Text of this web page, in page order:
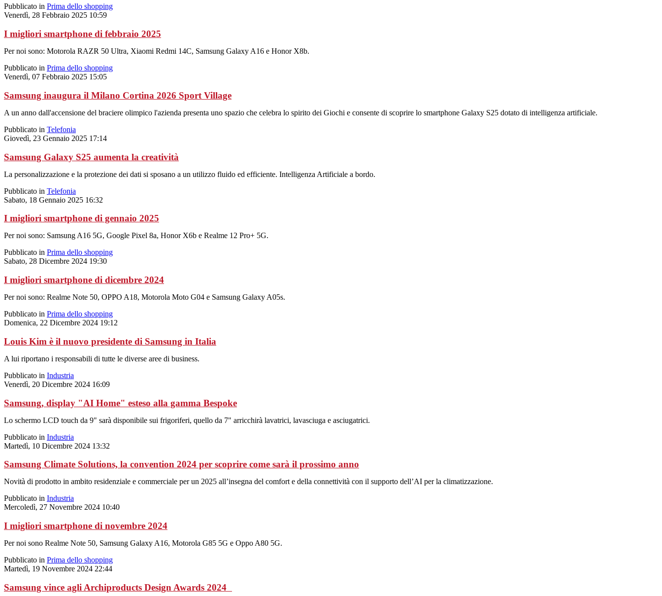
Pubblicato in Prima dello shopping
Venerdì, 28 Febbraio 2025 10:59
I migliori smartphone di febbraio 2025
Per noi sono: Motorola RAZR 50 Ultra, Xiaomi Redmi 14C, Samsung Galaxy A16 e Honor X8b.
Pubblicato in Prima dello shopping
Venerdì, 07 Febbraio 2025 15:05
Samsung inaugura il Milano Cortina 2026 Sport Village
A un anno dall'accensione del braciere olimpico l'azienda presenta uno spazio che celebra lo spirito dei Giochi e consente di scoprire lo smartphone Galaxy S25 dotato di intelligenza artificiale.
Pubblicato in Telefonia
Giovedì, 23 Gennaio 2025 17:14
Samsung Galaxy S25 aumenta la creatività
La personalizzazione e la protezione dei dati si sposano a un utilizzo fluido ed efficiente. Intelligenza Artificiale a bordo.
Pubblicato in Telefonia
Sabato, 18 Gennaio 2025 16:32
I migliori smartphone di gennaio 2025
Per noi sono: Samsung A16 5G, Google Pixel 8a, Honor X6b e Realme 12 Pro+ 5G.
Pubblicato in Prima dello shopping
Sabato, 28 Dicembre 2024 19:30
I migliori smartphone di dicembre 2024
Per noi sono: Realme Note 50, OPPO A18, Motorola Moto G04 e Samsung Galaxy A05s.
Pubblicato in Prima dello shopping
Domenica, 22 Dicembre 2024 19:12
Louis Kim è il nuovo presidente di Samsung in Italia
A lui riportano i responsabili di tutte le diverse aree di business.
Pubblicato in Industria
Venerdì, 20 Dicembre 2024 16:09
Samsung, display "AI Home" esteso alla gamma Bespoke
Lo schermo LCD touch da 9" sarà disponibile sui frigoriferi, quello da 7" arricchirà lavatrici, lavasciuga e asciugatrici.
Pubblicato in Industria
Martedì, 10 Dicembre 2024 13:32
Samsung Climate Solutions, la convention 2024 per scoprire come sarà il prossimo anno
Novità di prodotto in ambito residenziale e commerciale per un 2025 all’insegna del comfort e della connettività con il supporto dell’AI per la climatizzazione.
Pubblicato in Industria
Mercoledì, 27 Novembre 2024 10:40
I migliori smartphone di novembre 2024
Per noi sono Realme Note 50, Samsung Galaxy A16, Motorola G85 5G e Oppo A80 5G.
Pubblicato in Prima dello shopping
Martedì, 19 Novembre 2024 22:44
Samsung vince agli Archiproducts Design Awards 2024